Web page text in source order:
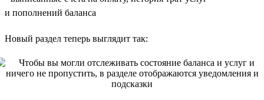
и пополнений баланса
Новый раздел теперь выглядит так: